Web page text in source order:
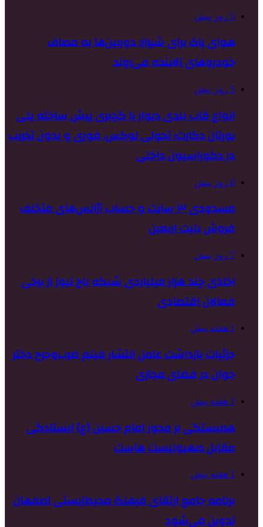
5 روز پیش
هوای پاک برای شیراز؛ دوربین‌ها به مصاف
خودروهای آلاینده می‌روند
5 روز پیش
انواع قاب بندی دیوار با گچبری پیش ساخته پلی
یورتان دکارت؛ تحولی لوکس، فوری و بدون تخریب
در دکوراسیون داخلی
6 روز پیش
مسدودی ۳ سایت و حساب آژانس‌های متخلف
فروش بلیت اربعین
7 روز پیش
اخاذی چند هزار میلیاردی شبکه باج نیوز از برخی
فعالان اقتصادی
1 هفته پیش
جزئیات بازداشت عامل انتشار فیلم ضرب‌وجرح دختر
جوان در فضای مجازی
1 هفته پیش
همبستگی بر محور امام حسین (ع) ایستادگی
مقابل صهیونیست هاست
1 هفته پیش
برنامه جامع ارتقای فرهنگ محیط‌زیستی اصفهان
تدوین می‌شود